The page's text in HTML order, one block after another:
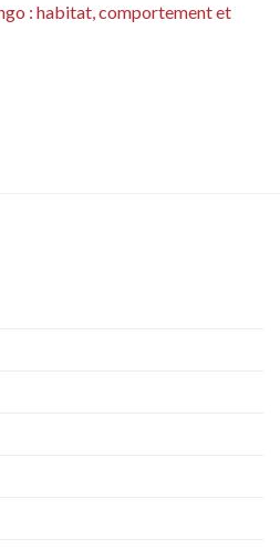
: habitat, comportement et